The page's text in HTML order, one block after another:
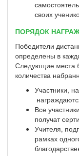
своих
ПОРЯДОК
Победители
определены в
Следующие места
количества
Участники,
Все
получат
Учителя,
рамках